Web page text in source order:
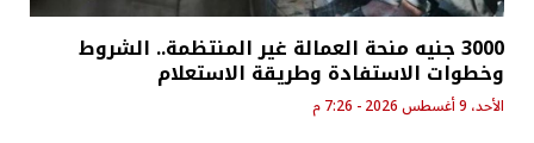
3000 جنيه منحة العمالة غير المنتظمة.. الشروط
وخطوات الاستفادة وطريقة الاستعلام
الأحد، 9 أغسطس 2026 - 7:26 م